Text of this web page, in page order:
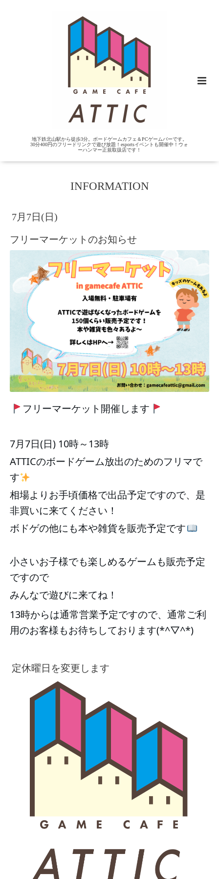
地下鉄北山駅から徒歩3分。ボードゲームカフェ＆PCゲームバーです。
30分400円のフリードリンクで遊び放題！esportsイベントも開催中！ウォ
ーハンマー正規取扱店です！
INFORMATION
7月7日(日)
フリーマーケットのお知らせ
🚩 フリーマーケット開催します 🚩
7月7日(日) 10時～13時
ATTICのボードゲーム放出のためのフリマで
す✨
相場よりお手頃価格で出品予定ですので、是
非買いに来てください！
ボドゲの他にも本や雑貨を販売予定です📖
小さいお子様でも楽しめるゲームも販売予定
ですので
みんなで遊びに来てね！
13時からは通常営業予定ですので、通常ご利
用のお客様もお待ちしております(*^▽^*)
定休曜日を変更します